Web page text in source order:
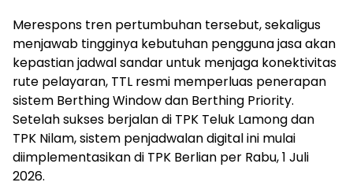
Merespons tren pertumbuhan tersebut, sekaligus
menjawab tingginya kebutuhan pengguna jasa akan
kepastian jadwal sandar untuk menjaga konektivitas
rute pelayaran, TTL resmi memperluas penerapan
sistem Berthing Window dan Berthing Priority.
Setelah sukses berjalan di TPK Teluk Lamong dan
TPK Nilam, sistem penjadwalan digital ini mulai
diimplementasikan di TPK Berlian per Rabu, 1 Juli
2026.